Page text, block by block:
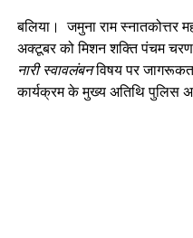
बलिया। जमुना राम स्नातकोत्तर
अक्टूबर को मिशन शक्ति पंचम
नारी स्वावलंबनविषय पर
कार्यक्रम के मुख्य अतिथि पुलिस